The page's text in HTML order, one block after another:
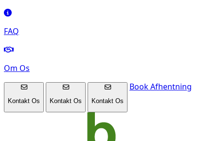
FAQ
Om Os
Kontakt Os Kontakt Os Kontakt Os
Book Afhentning